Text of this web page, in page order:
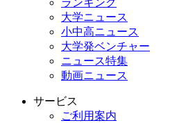
ランキング
大学ニュース
小中高ニュース
大学発ベンチャー
ニュース特集
動画ニュース
サービス
ご利用案内